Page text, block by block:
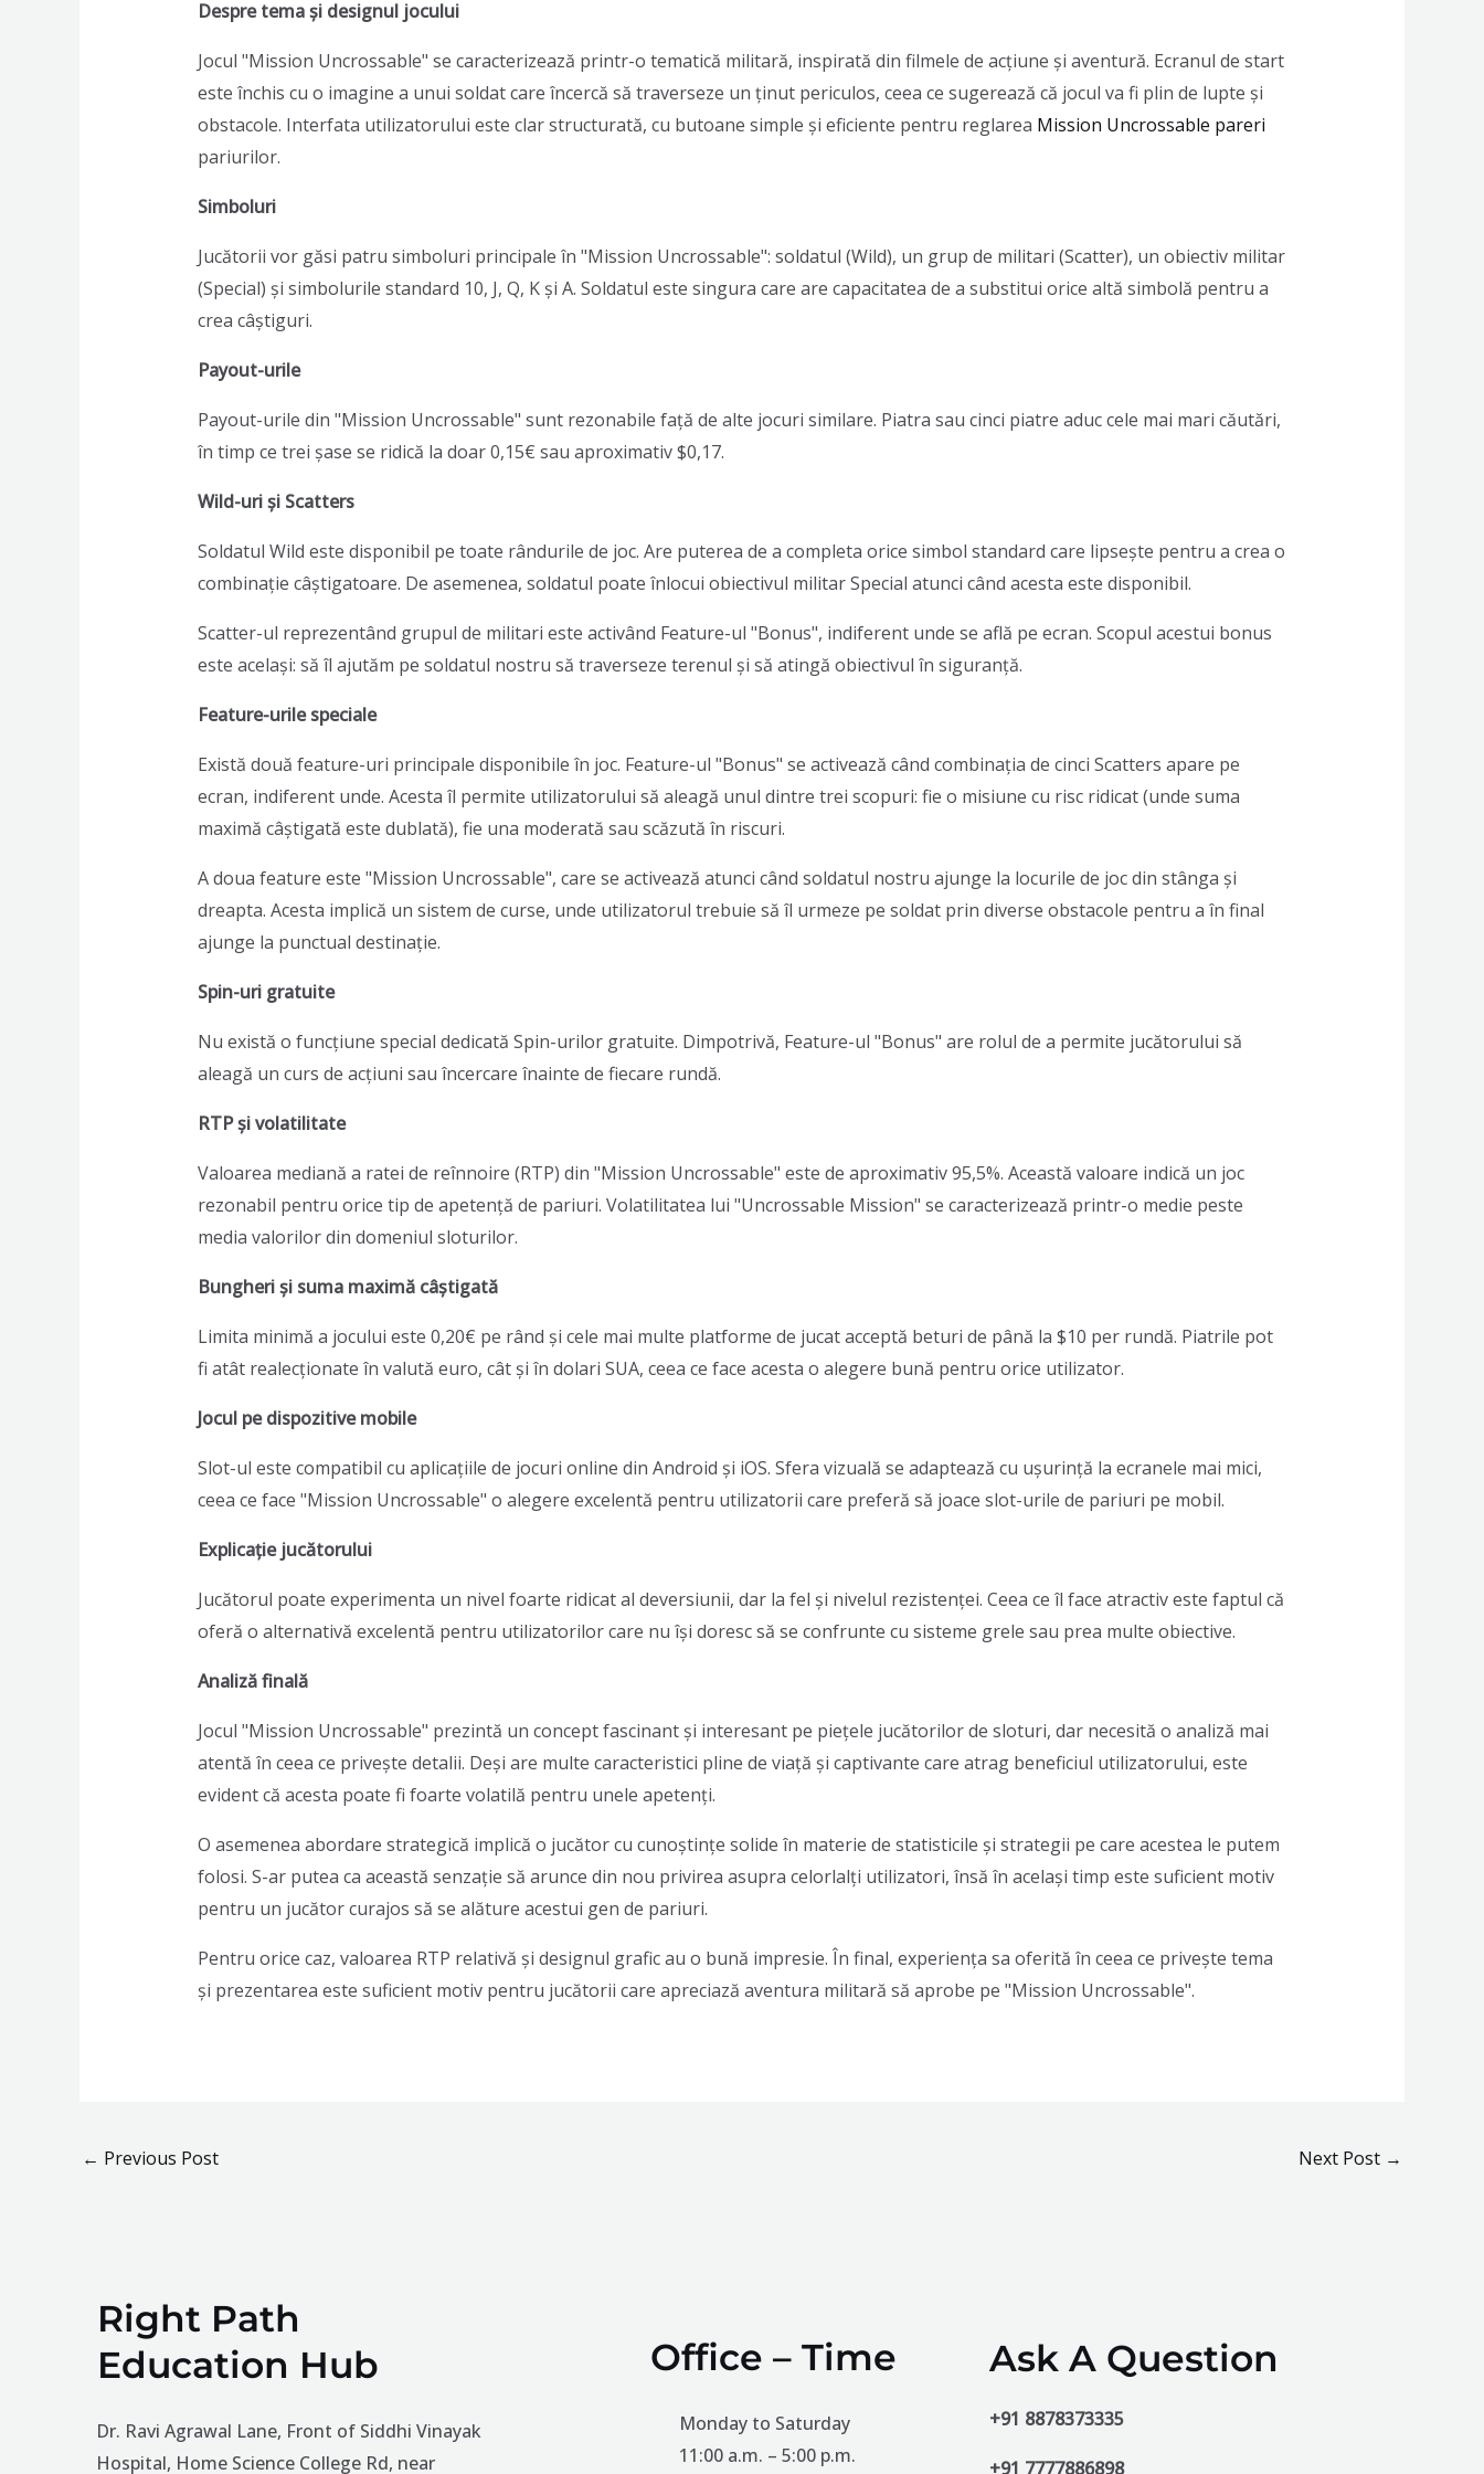
Despre tema și designul jocului
Jocul "Mission Uncrossable" se caracterizează printr-o tematică militară, inspirată din filmele de acțiune și aventură. Ecranul de start
este închis cu o imagine a unui soldat care încercă să traverseze un ținut periculos, ceea ce sugerează că jocul va fi plin de lupte și
obstacole. Interfata utilizatorului este clar structurată, cu butoane simple și eficiente pentru reglarea Mission Uncrossable pareri
pariurilor.
Simboluri
Jucătorii vor găsi patru simboluri principale în "Mission Uncrossable": soldatul (Wild), un grup de militari (Scatter), un obiectiv militar
(Special) și simbolurile standard 10, J, Q, K și A. Soldatul este singura care are capacitatea de a substitui orice altă simbolă pentru a
crea câștiguri.
Payout-urile
Payout-urile din "Mission Uncrossable" sunt rezonabile față de alte jocuri similare. Piatra sau cinci piatre aduc cele mai mari căutări,
în timp ce trei șase se ridică la doar 0,15€ sau aproximativ $0,17.
Wild-uri și Scatters
Soldatul Wild este disponibil pe toate rândurile de joc. Are puterea de a completa orice simbol standard care lipsește pentru a crea o
combinație câștigatoare. De asemenea, soldatul poate înlocui obiectivul militar Special atunci când acesta este disponibil.
Scatter-ul reprezentând grupul de militari este activând Feature-ul "Bonus", indiferent unde se află pe ecran. Scopul acestui bonus
este același: să îl ajutăm pe soldatul nostru să traverseze terenul și să atingă obiectivul în siguranță.
Feature-urile speciale
Există două feature-uri principale disponibile în joc. Feature-ul "Bonus" se activează când combinația de cinci Scatters apare pe
ecran, indiferent unde. Acesta îl permite utilizatorului să aleagă unul dintre trei scopuri: fie o misiune cu risc ridicat (unde suma
maximă câștigată este dublată), fie una moderată sau scăzută în riscuri.
A doua feature este "Mission Uncrossable", care se activează atunci când soldatul nostru ajunge la locurile de joc din stânga și
dreapta. Acesta implică un sistem de curse, unde utilizatorul trebuie să îl urmeze pe soldat prin diverse obstacole pentru a în final
ajunge la punctual destinație.
Spin-uri gratuite
Nu există o funcțiune special dedicată Spin-urilor gratuite. Dimpotrivă, Feature-ul "Bonus" are rolul de a permite jucătorului să
aleagă un curs de acțiuni sau încercare înainte de fiecare rundă.
RTP și volatilitate
Valoarea mediană a ratei de reînnoire (RTP) din "Mission Uncrossable" este de aproximativ 95,5%. Această valoare indică un joc
rezonabil pentru orice tip de apetență de pariuri. Volatilitatea lui "Uncrossable Mission" se caracterizează printr-o medie peste
media valorilor din domeniul sloturilor.
Bungheri și suma maximă câștigată
Limita minimă a jocului este 0,20€ pe rând și cele mai multe platforme de jucat acceptă beturi de până la $10 per rundă. Piatrile pot
fi atât realecționate în valută euro, cât și în dolari SUA, ceea ce face acesta o alegere bună pentru orice utilizator.
Jocul pe dispozitive mobile
Slot-ul este compatibil cu aplicațiile de jocuri online din Android și iOS. Sfera vizuală se adaptează cu ușurință la ecranele mai mici,
ceea ce face "Mission Uncrossable" o alegere excelentă pentru utilizatorii care preferă să joace slot-urile de pariuri pe mobil.
Explicație jucătorului
Jucătorul poate experimenta un nivel foarte ridicat al deversiunii, dar la fel și nivelul rezistenței. Ceea ce îl face atractiv este faptul că
oferă o alternativă excelentă pentru utilizatorilor care nu își doresc să se confrunte cu sisteme grele sau prea multe obiective.
Analiză finală
Jocul "Mission Uncrossable" prezintă un concept fascinant și interesant pe piețele jucătorilor de sloturi, dar necesită o analiză mai
atentă în ceea ce privește detalii. Deși are multe caracteristici pline de viață și captivante care atrag beneficiul utilizatorului, este
evident că acesta poate fi foarte volatilă pentru unele apetenți.
O asemenea abordare strategică implică o jucător cu cunoștințe solide în materie de statisticile și strategii pe care acestea le putem
folosi. S-ar putea ca această senzație să arunce din nou privirea asupra celorlalți utilizatori, însă în același timp este suficient motiv
pentru un jucător curajos să se alăture acestui gen de pariuri.
Pentru orice caz, valoarea RTP relativă și designul grafic au o bună impresie. În final, experiența sa oferită în ceea ce privește tema
și prezentarea este suficient motiv pentru jucătorii care apreciază aventura militară să aprobe pe "Mission Uncrossable".
← Previous Post Next Post →
Right Path
Education Hub
Dr. Ravi Agrawal Lane, Front of Siddhi Vinayak
Hospital, Home Science College Rd, near
Office – Time
Monday to Saturday
11:00 a.m. – 5:00 p.m.
Ask A Question
+91 8878373335
+91 7777886898